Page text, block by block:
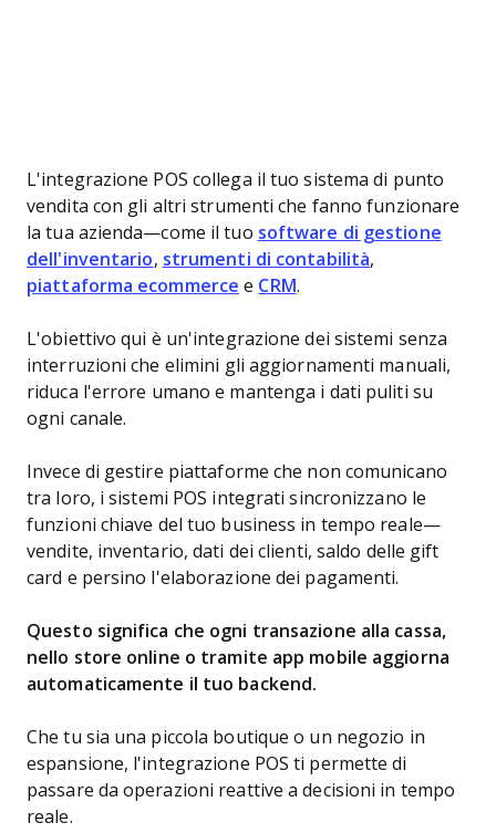
L'integrazione POS collega il tuo sistema di punto
vendita con gli altri strumenti che fanno funzionare
la tua azienda—come il tuo software di gestione
dell'inventario, strumenti di contabilità,
piattaforma ecommerce e CRM.
L'obiettivo qui è un'integrazione dei sistemi senza
interruzioni che elimini gli aggiornamenti manuali,
riduca l'errore umano e mantenga i dati puliti su
ogni canale.
Invece di gestire piattaforme che non comunicano
tra loro, i sistemi POS integrati sincronizzano le
funzioni chiave del tuo business in tempo reale—
vendite, inventario, dati dei clienti, saldo delle gift
card e persino l'elaborazione dei pagamenti.
Questo significa che ogni transazione alla cassa,
nello store online o tramite app mobile aggiorna
automaticamente il tuo backend.
Che tu sia una piccola boutique o un negozio in
espansione, l'integrazione POS ti permette di
passare da operazioni reattive a decisioni in tempo
reale.